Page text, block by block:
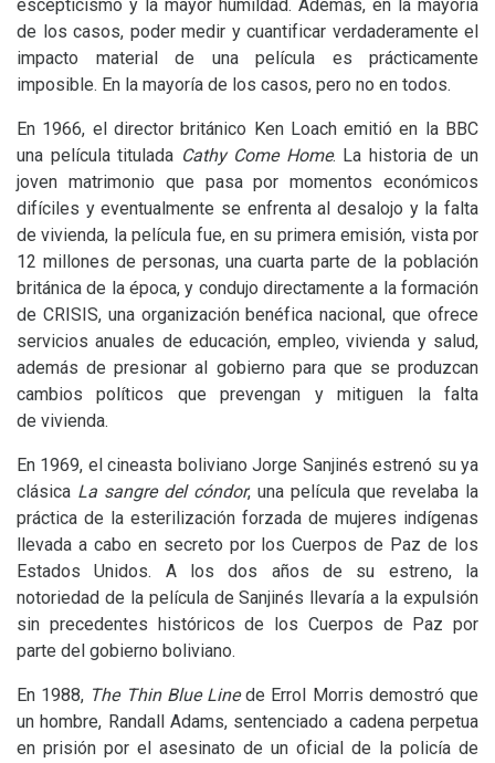
escepticismo y la mayor humildad. Además, en la mayoría
de los casos, poder medir y cuantificar verdaderamente el
impacto material de una película es prácticamente
imposible. En la mayoría de los casos, pero no en todos.
En 1966, el director británico Ken Loach emitió en la BBC
una película titulada Cathy Come Home. La historia de un
joven matrimonio que pasa por momentos económicos
difíciles y eventualmente se enfrenta al desalojo y la falta
de vivienda, la película fue, en su primera emisión, vista por
12 millones de personas, una cuarta parte de la población
británica de la época, y condujo directamente a la formación
de CRISIS, una organización benéfica nacional, que ofrece
servicios anuales de educación, empleo, vivienda y salud,
además de presionar al gobierno para que se produzcan
cambios políticos que prevengan y mitiguen la falta
de vivienda.
En 1969, el cineasta boliviano Jorge Sanjinés estrenó su ya
clásica La sangre del cóndor, una película que revelaba la
práctica de la esterilización forzada de mujeres indígenas
llevada a cabo en secreto por los Cuerpos de Paz de los
Estados Unidos. A los dos años de su estreno, la
notoriedad de la película de Sanjinés llevaría a la expulsión
sin precedentes históricos de los Cuerpos de Paz por
parte del gobierno boliviano.
En 1988, The Thin Blue Linede Errol Morris demostró que
un hombre, Randall Adams, sentenciado a cadena perpetua
en prisión por el asesinato de un oficial de la policía de